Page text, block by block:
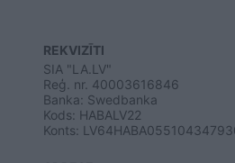
REKVIZĪTI
SIA "LA.LV"
Reģ. nr. 40003616846
Banka: Swedbanka
Kods: HABALV22
Konts: